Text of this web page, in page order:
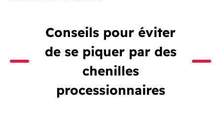
Conseils pour éviter
de se piquer par des
chenilles
processionnaires